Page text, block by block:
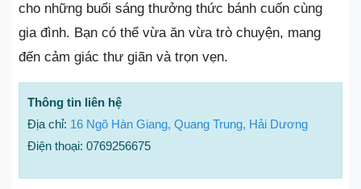
cho những buổi sáng thưởng thức bánh cuốn cùng
gia đình. Bạn có thể vừa ăn vừa trò chuyện, mang
đến cảm giác thư giãn và trọn vẹn.
Thông tin liên hệ
Địa chỉ: 16 Ngõ Hàn Giang, Quang Trung, Hải Dương
Điện thoại: 0769256675